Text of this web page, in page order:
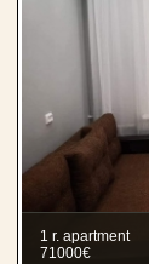
1 r. apartment
71000€